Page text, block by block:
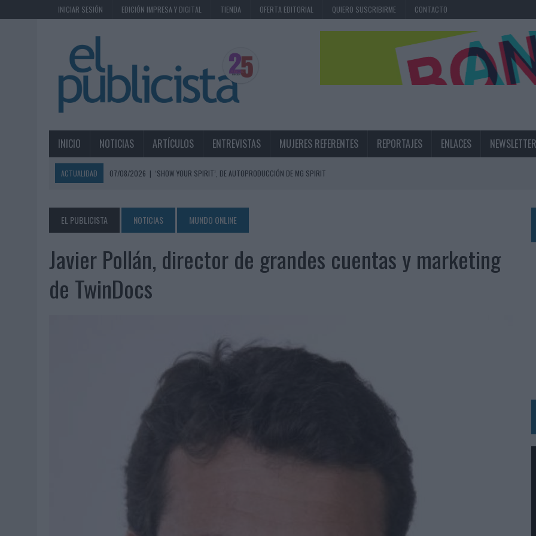
INICIAR SESIÓN EDICIÓN IMPRESA Y DIGITAL TIENDA OFERTA EDITORIAL QUIERO SUSCRIBIRME CONTACTO
INICIO NOTICIAS ARTÍCULOS ENTREVISTAS MUJERES REFERENTES REPORTAJES ENLACES NEWSLETTER
ACTUALIDAD 07/08/2026 | ‘SHOW YOUR SPIRIT’, DE AUTOPRODUCCIÓN DE MG SPIRIT
07/08/2026 | MG SPIRIT RELANZA SU MARCA CON UNA ESTRATEGIA 360º CENTRADA EN EL ORIGEN BARCELONÉS
07/08/2026
PATRÓN CONVIERTE EL NUEVO SINGLE DE ARÓN PIPER EN UNA EXPERIENCIA DE MARCA EN IBIZA
07/08/2026
EL VERANO PONE A PRUEBA LA ESTRATEGIA DIGITAL DE LAS MARCAS
07/08/2026
VUELING CONVIERTE LOS RECUERDOS EN SOUVENIRS CON IA
SIETE DE CADA DIEZ EMPRESAS ESPAÑOLAS NO INTEGRAN LA INFANCIA EN SU ESTRATEGIA
LA TELEVISIÓN SIGUE LIDERANDO EL CONSUMO DE MEDIOS EN VERANO Y SUPERA AL MÓVIL COMO DISPOSITIVO MÁS UTILIZADO
EL USO DE LA IA GENERATIVA ALCANZA YA AL 62% DE LOS ESPAÑOLES
SYSTEM1 NOMBRA A KIMBERLY BASTONI COMO NUEVA DIRECTORA COMERCIAL GLOBAL
FRIGO Y UNIQLO LANZAN UNA COLECCIÓN PERSONALIZABLE INSPIRADA EN CORNETTO, CALIPPO Y SOLERO
FABRA COMUNICACIÓN INCORPORA A CASONÁ Y ASUME LA GESTIÓN DE SUS RELACIONES CON LOS MEDIOS
LUIS ARQUILLOS (BURGO DE ARIAS): “LA CONSTRUCCIÓN DE MARCA A LARGO PLAZO Y LA MEDICIÓN SON DOS CARAS DE LA MISMA
EL PUBLICISTA NOTICIAS MUNDO ONLINE
Javier Pollán, director de grandes cuentas y marketing
de TwinDocs